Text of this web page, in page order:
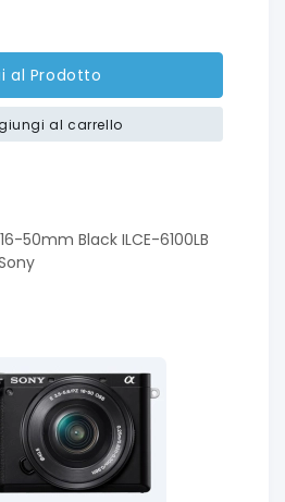
al Prodotto
al carrello
50mm Black ILCE-6100LB